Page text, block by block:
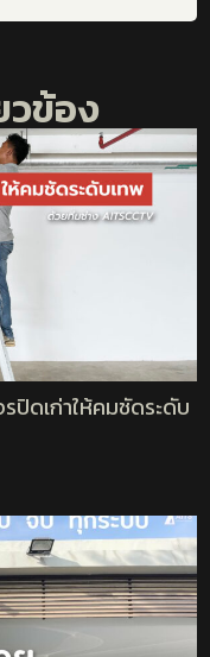
ข้อง
ปิดเก่าให้คมชัดระดับ